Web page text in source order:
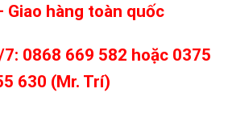
Giao hàng toàn quốc
0868 669 582 hoặc 0375
630 (Mr. Trí)